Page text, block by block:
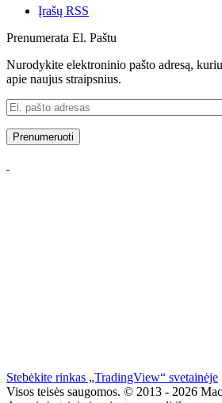
Įrašų RSS
Prenumerata El. Paštu
Nurodykite elektroninio pašto adresą,
apie naujus straipsnius.
El.
pašto
adresas
Prenumeruoti
Stebėkite rinkas „TradingView“ svetainėje
Visos teisės saugomos. © 2013 - 2026